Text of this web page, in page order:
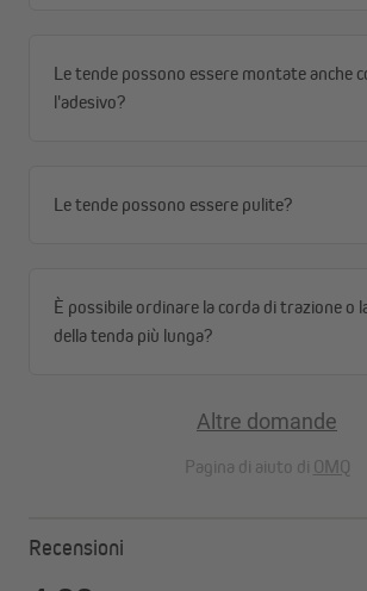
Le tende possono essere montate anche
l'adesivo?
Le tende possono essere pulite?
È possibile ordinare la corda di trazione o
della tenda più lunga?
Altre domande
Pagina di aiuto di OMQ
Recensioni